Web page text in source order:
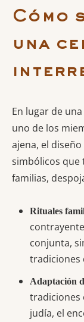
Cómo
una
En lugar de
uno de los
ajena, el
simbólicos que
familias,
Rituales
conjunta,
tradiciones
Adaptación
tradiciones
judía, el